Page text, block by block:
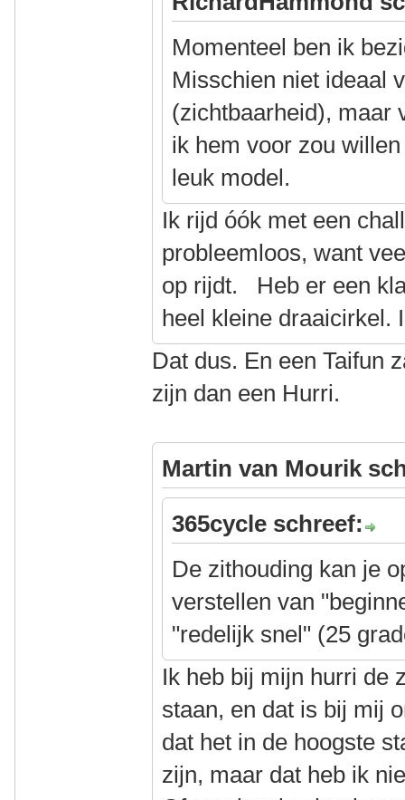
Momenteel ben ik
Misschien niet ideaal
(zichtbaarheid), maar
ik hem voor zou
leuk model.
Ik rijd óók met een
probleemloos, want
op rijdt. Heb er een
heel kleine draaicirkel.
Dat dus. En een Taifun
zijn dan een Hurri.
Martin van Mourik
365cycle schreef:
De zithouding kan je
verstellen van
"redelijk snel" (25
Ik heb bij mijn hurri de
staan, en dat is bij mij
dat het in de hoogste
zijn, maar dat heb ik